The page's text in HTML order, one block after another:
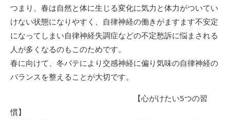
つまり、春は自然と体に生じる変化に気力と体力がついてい
けない状態になりやすく、自律神経の働きがますます不安定
になってしまい自律神経失調症などの不定愁訴に悩まされる
人が多くなるのもこのためです。
春に向けて、冬バテにより交感神経に偏り気味の自律神経の
バランスを整えることが大切です。
【心がけたい5つの習
慣】